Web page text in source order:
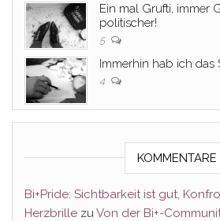
Ein mal Grufti, immer
politischer!
5
Immerhin hab ich das
4
KOMMENTARE
Bi+Pride: Sichtbarkeit ist gut,
Herzbrille zu Von der Bi+-